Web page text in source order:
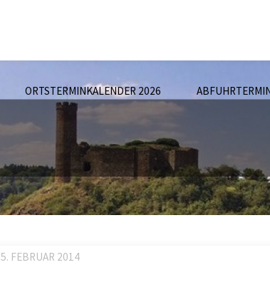
ORTSTERMINKALENDER 2026
5. FEBRUAR 2014